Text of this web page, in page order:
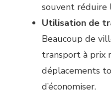
souvent réduire
Utilisation de
Beaucoup de
transport à prix
déplacements
d’économiser.